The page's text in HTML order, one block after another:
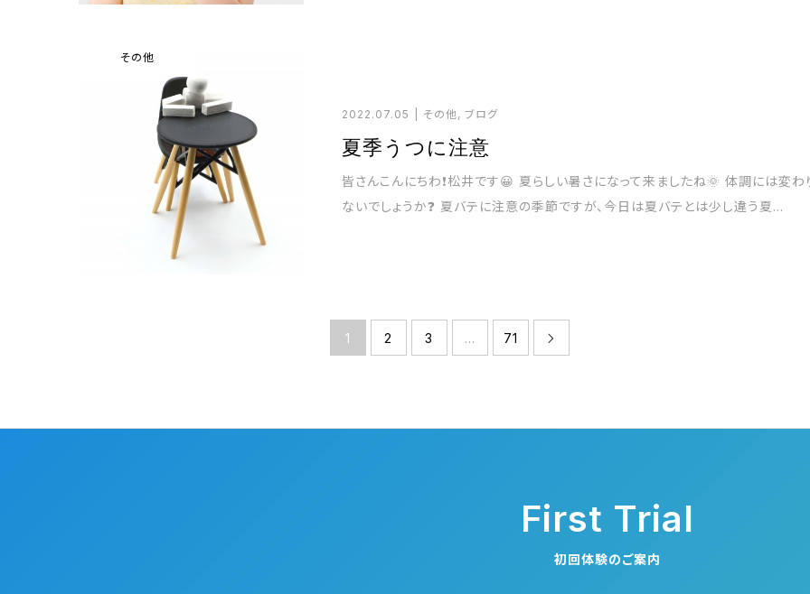
その他
2022.07.05 その他,ブログ
夏季うつに注意
皆さんこんにちわ❗️松井です😀 夏らしい暑さになって来ましたね🌞 体調には変わ
ないでしょうか❓ 夏バテに注意の季節ですが、今日は夏バテとは少し違う夏...
1 2 3 … 71 
First Trial
初回体験のご案内